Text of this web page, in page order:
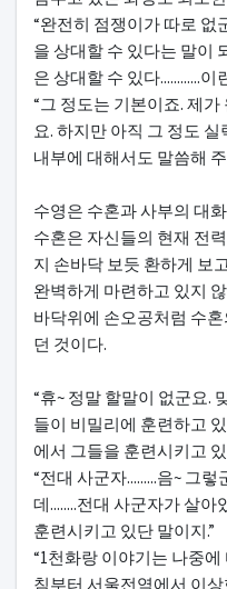
“완전히 점쟁이가 따로 없
을 상대할 수 있다는 말이
은 상대할 수 있다............이
“그 정도는 기본이죠. 제
요. 하지만 아직 그 정도
내부에 대해서도 말씀해 주
수영은 수혼과 사부의 대
수혼은 자신들의 현재 전
지 손바닥 보듯 환하게 보
완벽하게 마련하고 있지
바닥위에 손오공처럼 수
던 것이다.
“휴~ 정말 할말이 없군요.
들이 비밀리에 훈련하고
에서 그들을 훈련시키고 있
“전대 사군자.........음~ 그
데........전대 사군자가 살
훈련시키고 있단 말이지.”
“1천화랑 이야기는 나중
침부터 서울전역에서 이